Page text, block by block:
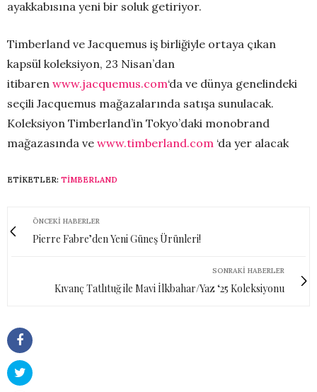
ayakkabısına yeni bir soluk getiriyor.
Timberland ve Jacquemus iş birliğiyle ortaya çıkan
kapsül koleksiyon, 23 Nisan’dan
itibaren www.jacquemus.com‘da ve dünya genelindeki
seçili Jacquemus mağazalarında satışa sunulacak.
Koleksiyon Timberland’in Tokyo’daki monobrand
mağazasında ve www.timberland.com ‘da yer alacak
ETIKETLER: TIMBERLAND
ÖNCEKI HABERLER
Pierre Fabre’den Yeni Güneş Ürünleri!
SONRAKI HABERLER
Kıvanç Tatlıtuğ ile Mavi İlkbahar/Yaz ‘25 Koleksiyonu